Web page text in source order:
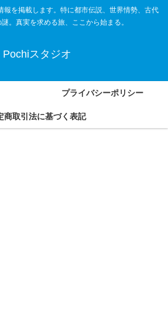
報を掲載します。特に都市伝説、世界情勢、古代
。真実を求める旅、ここから始まる。
Pochiスタジオ
プライバシーポリシー
商取引法に基づく表記